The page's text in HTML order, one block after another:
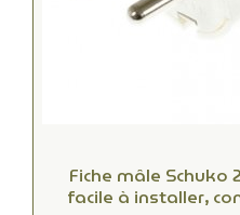
Fiche mâle Schuko
facile à installer,